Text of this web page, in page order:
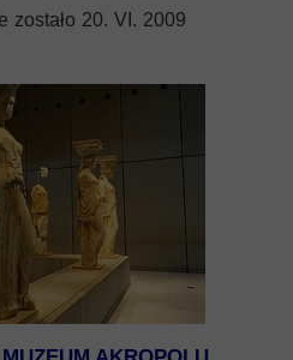
zostało 20. VI. 2009